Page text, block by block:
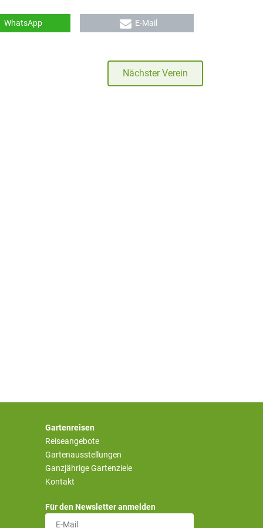
WhatsApp E-Mail
Nächster Verein
Gartenreisen
Reiseangebote
Gartenausstellungen
Ganzjährige Gartenziele
Kontakt
Für den Newsletter anmelden